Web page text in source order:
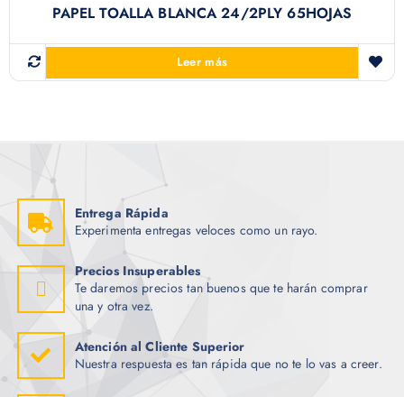
PAPEL TOALLA BLANCA 24/2PLY 65HOJAS
Leer más
Entrega Rápida
Experimenta entregas veloces como un rayo.
Precios Insuperables
Te daremos precios tan buenos que te harán comprar
una y otra vez.
Atención al Cliente Superior
Nuestra respuesta es tan rápida que no te lo vas a creer.